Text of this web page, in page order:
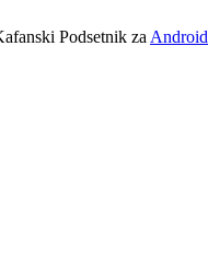
Podsetnik za Android